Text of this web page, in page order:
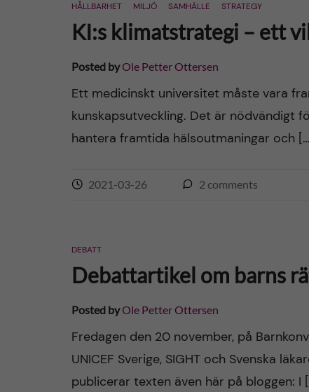
HÅLLBARHET MILJÖ SAMHÄLLE STRATEGY
KI:s klimatstrategi – ett
Posted byOle Petter Ottersen
Ett medicinskt universitet måste vara
kunskapsutveckling. Det är nödvändigt
hantera framtida hälsoutmaningar och
2021-03-26 2 comments
DEBATT
Debattartikel om barns
Posted byOle Petter Ottersen
Fredagen den 20 november, på
UNICEF Sverige, SIGHT och Svenska
publicerar texten även här på bloggen: I